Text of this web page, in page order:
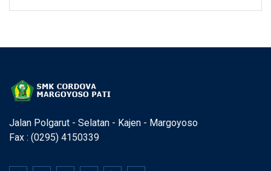
Jalan Polgarut - Selatan - Kajen - Margoyoso
Fax : (0295) 4150339